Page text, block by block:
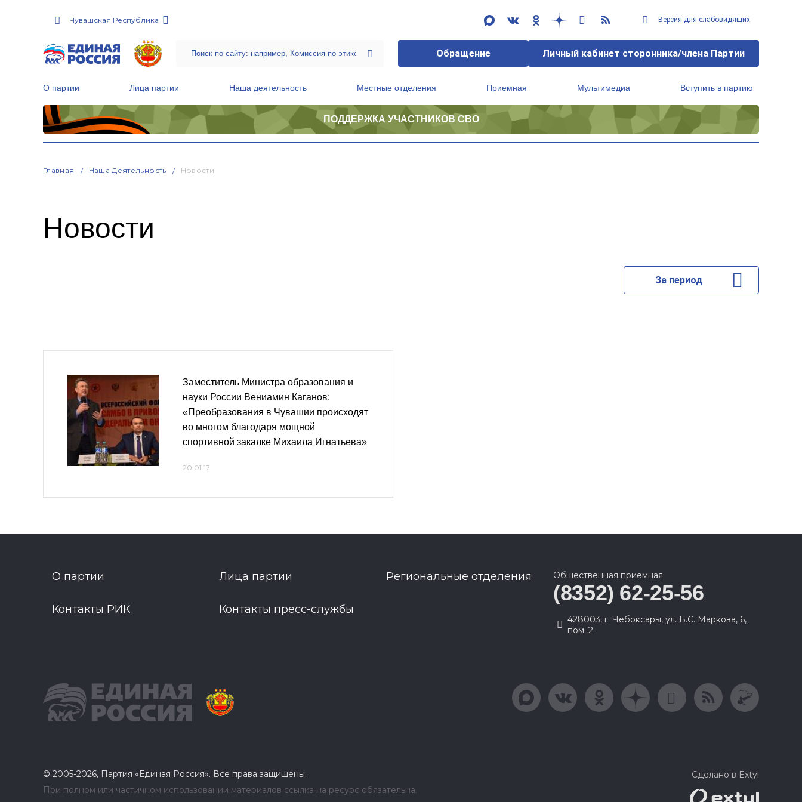
Чувашская Республика Версия для слабовидящих
Обращение Личный кабинет сторонника/члена Партии
О партии Лица партии Наша деятельность Местные отделения Приемная Мультимедиа Вступить в партию
ПОДДЕРЖКА УЧАСТНИКОВ СВО
Главная Наша Деятельность Новости
Новости
За период
Заместитель Министра образования и
науки России Вениамин Каганов:
«Преобразования в Чувашии происходят
во многом благодаря мощной
спортивной закалке Михаила Игнатьева»
20.01.17
О партии Лица партии Региональные отделения
Контакты РИК Контакты пресс-службы
Общественная приемная
(8352) 62-25-56
428003, г. Чебоксары, ул. Б.С. Маркова, 6,
пом. 2
© 2005-2026, Партия «Единая Россия». Все права защищены.
При полном или частичном использовании материалов ссылка на ресурс обязательна.
Сделано в Extyl